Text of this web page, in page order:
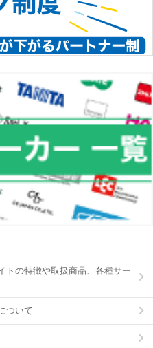
トの特徴や取扱商品、各種サー
ついて